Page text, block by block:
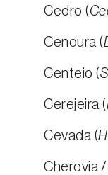
Cedro (
Cenoura (
Centeio (
Cerejeira (
Cevada (
Cherovia